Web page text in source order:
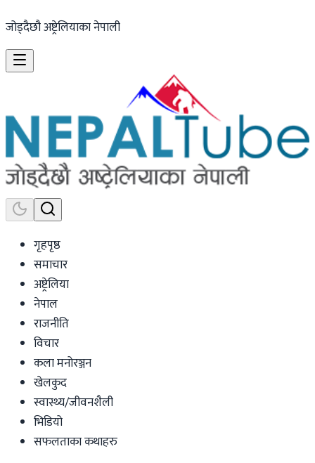
जोड्दैछौ अष्ट्रेलियाका नेपाली
गृहपृष्ठ
समाचार
अष्ट्रेलिया
नेपाल
राजनीति
विचार
कला मनोरञ्जन
खेलकुद
स्वास्थ्य/जीवनशैली
भिडियो
सफलताका कथाहरु